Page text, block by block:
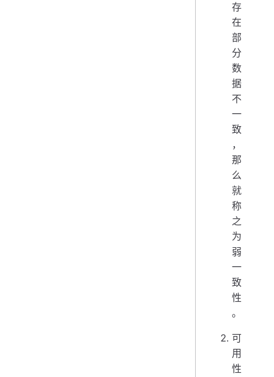
存
在
部
分
数
据
不
一
致
，
那
么
就
称
之
为
弱
一
致
性
。
可
用
性